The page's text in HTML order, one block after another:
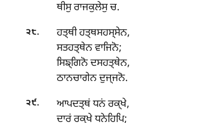
ਥੀਸੁ ਰਾਜਕੁਲੇਸੁ ਚ.
੨੮. ਹਤ੍ਥੀਹਤ੍ਥਸਹਸ੍ਸੇਨ,
ਸਤਹਤ੍ਥੇਨ ਵਾਜਿਨੋ;
ਸਿਙ੍ਗਿਨੋ ਦਸਹਤ੍ਥੇਨ,
ਠਾਨਚਾਗੇਨ ਦੁਜ੍ਜਨੋ.
੨੯. ਆਪਦਤ੍ਥਂਧਨਂ ਰਕ੍ਖੇ,
ਦਾਰਂ ਰਕ੍ਖੇ ਧਨੇਹਿਪਿ;